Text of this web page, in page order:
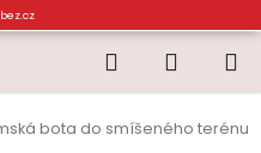
Hledat
KOŠÍK
bota do smíšeného terénu